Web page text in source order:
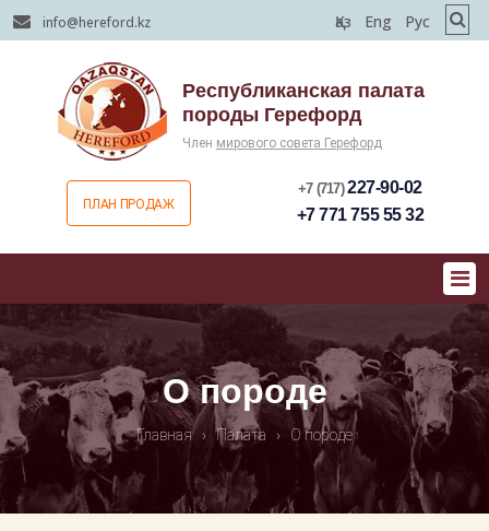
info@hereford.kz Қаз Eng Рус
Республиканская палата
породы Герефорд
Член мирового совета Герефорд
ПЛАН ПРОДАЖ
+7 (717)227-90-02
+7 771 755 55 32
О породе
Главная › Палата › О породе